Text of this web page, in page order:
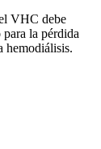
VHC debe
la pérdida
hemodiálisis.